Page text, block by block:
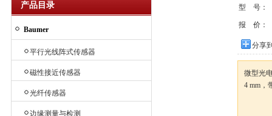
产品目录
Baumer
平行光线阵式传感器
磁性接近传感器
光纤传感器
边缘测量与检测
型 号：
报 价：
分享
微型光
4 mm，